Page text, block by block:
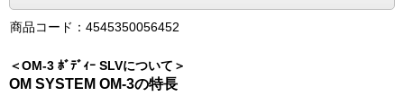
商品コード：4545350056452
＜OM-3 ﾎﾞﾃﾞｨｰ SLVについて＞
OM SYSTEM OM-3の特長